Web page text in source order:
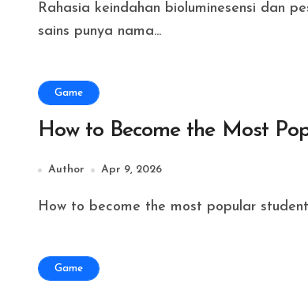
Rahasia keindahan bioluminesensi dan pesona cahaya organik telah memikat manusia jauh sebelum
sains punya nama...
Game
How to Become the Most
Author Apr 9, 2026
How to become the most popular
Game